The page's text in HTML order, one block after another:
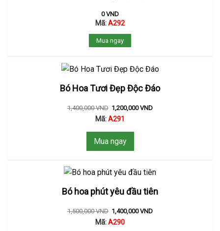
0VND
Mã:A292
Mua ngay
Bó Hoa Tươi Đẹp Độc Đáo
1,400,000VND 1,200,000VND
Mã:A291
Mua ngay
Bó hoa phút yêu đầu tiên
1,500,000VND 1,400,000VND
Mã:A290